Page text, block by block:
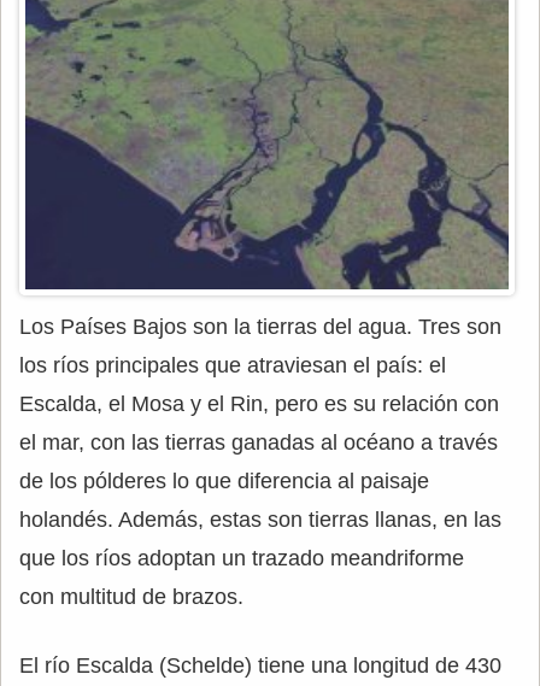
Los Países Bajos son la tierras del agua. Tres son
los ríos principales que atraviesan el país: el
Escalda, el Mosa y el Rin, pero es su relación con
el mar, con las tierras ganadas al océano a través
de los pólderes lo que diferencia al paisaje
holandés. Además, estas son tierras llanas, en las
que los ríos adoptan un trazado meandriforme
con multitud de brazos.
El río Escalda (Schelde) tiene una longitud de 430